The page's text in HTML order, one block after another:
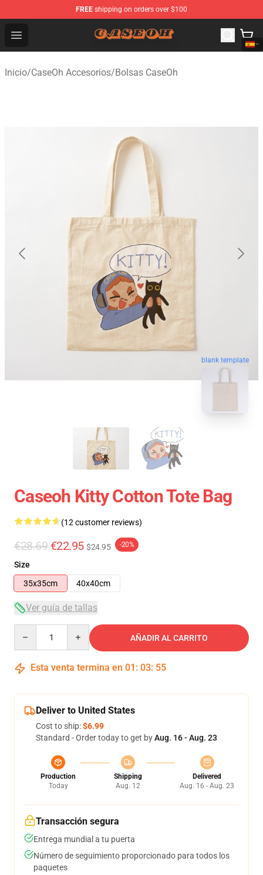
FREE shipping on orders over $100
Open menu
CaseOh Shop - Official CaseOh Merchandise Store
Inicio/CaseOh Accesorios/Bolsas CaseOh
blank template
Caseoh Kitty Cotton Tote Bag
(12 customer reviews)
€28.69 €22.95 $24.95 -20%
Size
35x35cm
40x40cm
Ver guía de tallas
AÑADIR AL CARRITO
Esta venta termina en 01 : 03: 54
Deliver to United States
Cost to ship:$6.99
Standard - Order today to get byAug. 16 - Aug. 23
Production
Today
Shipping
Aug. 12
Delivered
Aug. 16 - Aug. 23
Transacción segura
Entrega mundial a tu puerta
Número de seguimiento proporcionado para todos los
paquetes